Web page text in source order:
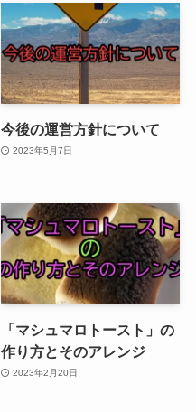
今後の運営方針について
2023年5月7日
「マシュマロトースト」の
作り方とそのアレンジ
2023年2月20日